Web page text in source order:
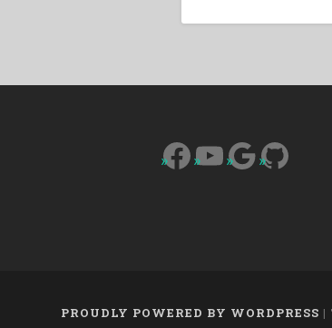
Facebook
YouTube
Google
PROUDLY POWERED BY WORDPRESS |